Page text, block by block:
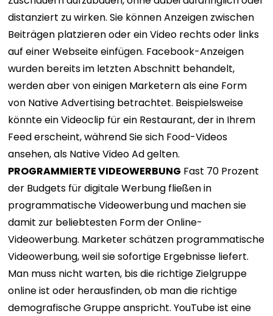
distanziert zu wirken. Sie können Anzeigen zwischen
Beiträgen platzieren oder ein Video rechts oder links
auf einer Webseite einfügen. Facebook-Anzeigen
wurden bereits im letzten Abschnitt behandelt,
werden aber von einigen Marketern als eine Form
von Native Advertising betrachtet. Beispielsweise
könnte ein Videoclip für ein Restaurant, der in Ihrem
Feed erscheint, während Sie sich Food-Videos
ansehen, als Native Video Ad gelten.
PROGRAMMIERTE VIDEOWERBUNG Fast 70 Prozent
der Budgets für digitale Werbung fließen in
programmatische Videowerbung und machen sie
damit zur beliebtesten Form der Online-
Videowerbung. Marketer schätzen programmatische
Videowerbung, weil sie sofortige Ergebnisse liefert.
Man muss nicht warten, bis die richtige Zielgruppe
online ist oder herausfinden, ob man die richtige
demografische Gruppe anspricht. YouTube ist eine